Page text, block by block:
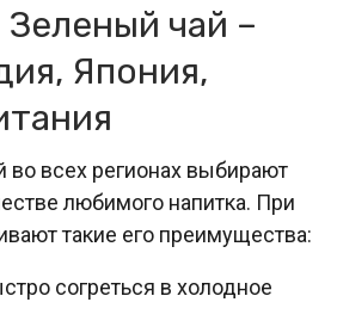
чай –
Япония,
всех регионах выбирают
любимого напитка. При
такие его преимущества:
согреться в холодное